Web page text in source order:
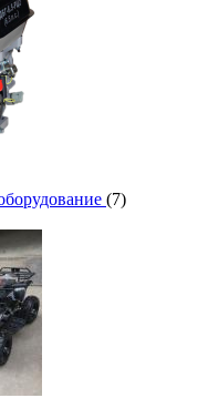
(7)